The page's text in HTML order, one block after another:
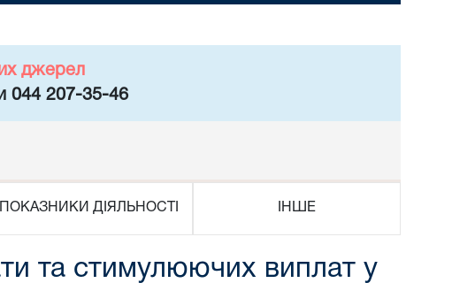
джерел
044 207-35-46
ПОКАЗНИКИ ДІЯЛЬНОСТІ ІНШЕ
та стимулюючих виплат у